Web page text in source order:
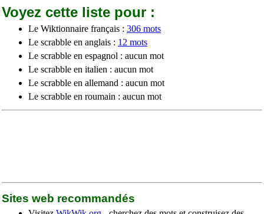
Voyez cette liste pour :
Le Wiktionnaire français : 306 mots
Le scrabble en anglais : 12 mots
Le scrabble en espagnol : aucun mot
Le scrabble en italien : aucun mot
Le scrabble en allemand : aucun mot
Le scrabble en roumain : aucun mot
Sites web recommandés